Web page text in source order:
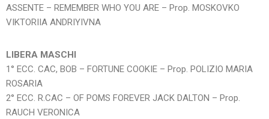
ASSENTE – REMEMBER WHO YOU ARE – Prop. MOSKOVKO
VIKTORIIA ANDRIYIVNA
LIBERA MASCHI
1° ECC. CAC, BOB – FORTUNE COOKIE – Prop. POLIZIO MARIA
ROSARIA
2° ECC. R.CAC – OF POMS FOREVER JACK DALTON – Prop.
RAUCH VERONICA